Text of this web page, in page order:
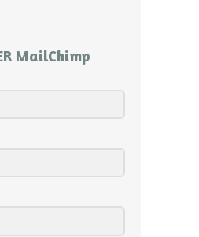
MailChimp